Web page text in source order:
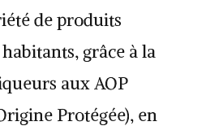
de produits
grâce à la
aux AOP
Protégée), en